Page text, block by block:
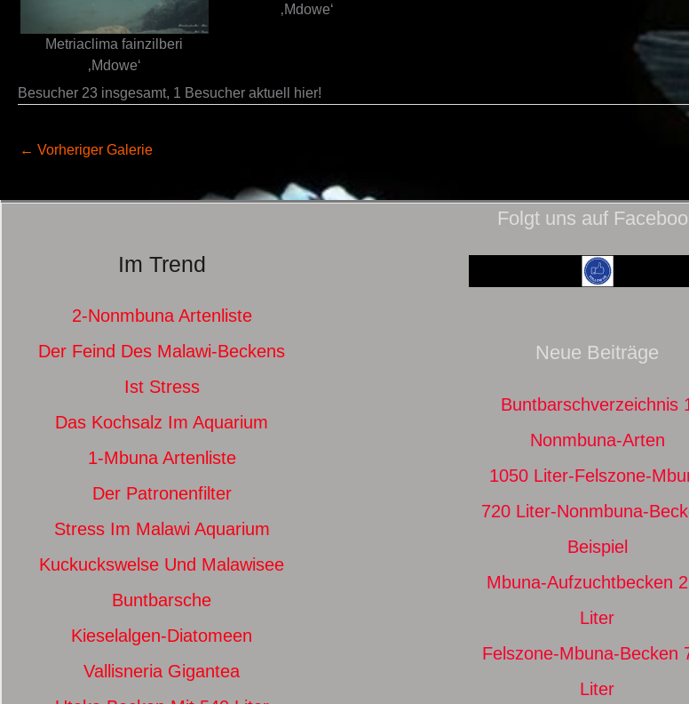
Metriaclima fainzilberi
‚Mdowe‘
‚Mdowe‘
Besucher 23 insgesamt, 1 Besucher aktuell hier!
← Vorheriger Galerie
Im Trend
2-Nonmbuna Artenliste
Der Feind Des Malawi-Beckens
Ist Stress
Das Kochsalz Im Aquarium
1-Mbuna Artenliste
Der Patronenfilter
Stress Im Malawi Aquarium
Kuckuckswelse Und Malawisee
Buntbarsche
Kieselalgen-Diatomeen
Vallisneria Gigantea
Folgt uns auf
Neue Beiträge
Buntbarschverzeichnis
Nonmbuna-Arten
1050 Liter-Felszone-
720 Liter-Nonmbuna-
Beispiel
Mbuna-Aufzuchtbecken
Liter
Felszone-Mbuna-Becken
Liter